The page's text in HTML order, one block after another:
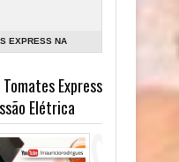
EXPRESS NA
Express
Elétrica